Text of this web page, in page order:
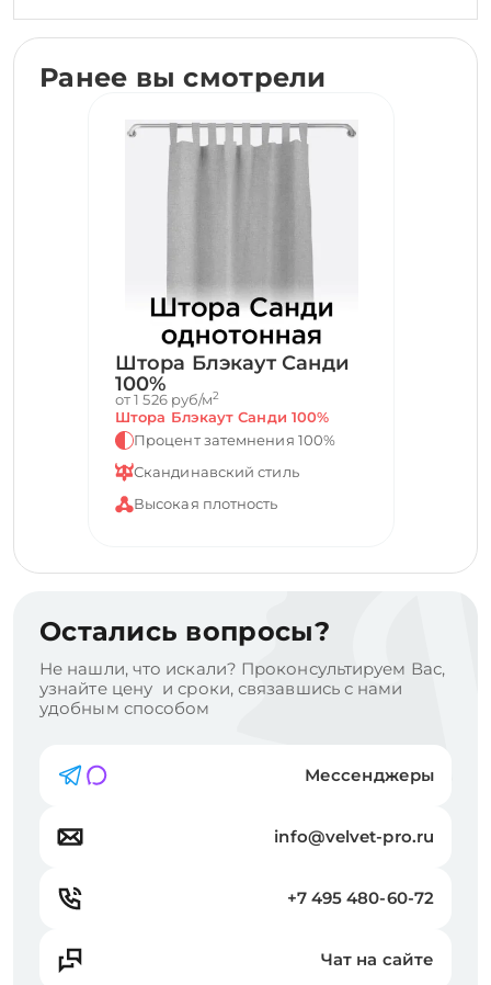
Ранее вы смотрели
Штора Блэкаут Санди
100%
от 1 526 руб/м2
Штора Блэкаут Санди 100%
Процент затемнения 100%
Скандинавский стиль
Высокая плотность
Остались вопросы?
Не нашли, что искали? Проконсультируем Вас,
узнайте цену и сроки, связавшись с нами
удобным способом
Мессенджеры
info@velvet-pro.ru
+7 495 480-60-72
Чат на сайте